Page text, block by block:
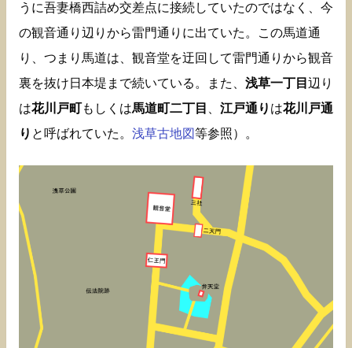
うに吾妻橋西詰め交差点に接続していたのではなく、今
の観音通り辺りから雷門通りに出ていた。この馬道通
り、つまり馬道は、観音堂を迂回して雷門通りから観音
裏を抜け日本堤まで続いている。また、 浅草一丁目 辺り
は花川戸町もしくは馬道町二丁目 江戸通り は花川戸通
り と呼ばれていた。 浅草古地図等参照）。